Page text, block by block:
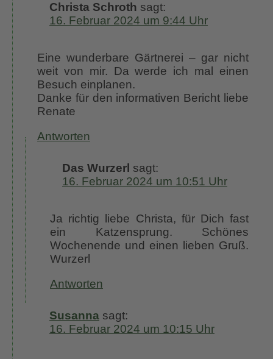
Christa Schroth sagt:
16. Februar 2024 um 9:44 Uhr
Eine wunderbare Gärtnerei – gar nicht
weit von mir. Da werde ich mal einen
Besuch einplanen.
Danke für den informativen Bericht liebe
Renate
Antworten
Das Wurzerl sagt:
16. Februar 2024 um 10:51 Uhr
Ja richtig liebe Christa, für Dich fast
ein Katzensprung. Schönes
Wochenende und einen lieben Gruß.
Wurzerl
Antworten
Susanna sagt:
16. Februar 2024 um 10:15 Uhr